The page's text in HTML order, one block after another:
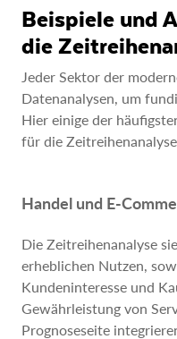
Beispiele und
die
Jeder Sektor der
Datenanalysen, um
Hier einige der
für die
Handel und E-
Die Zeitreihenanalyse
erheblichen Nutzen,
Kundeninteresse und
Gewährleistung von
Prognoseseite